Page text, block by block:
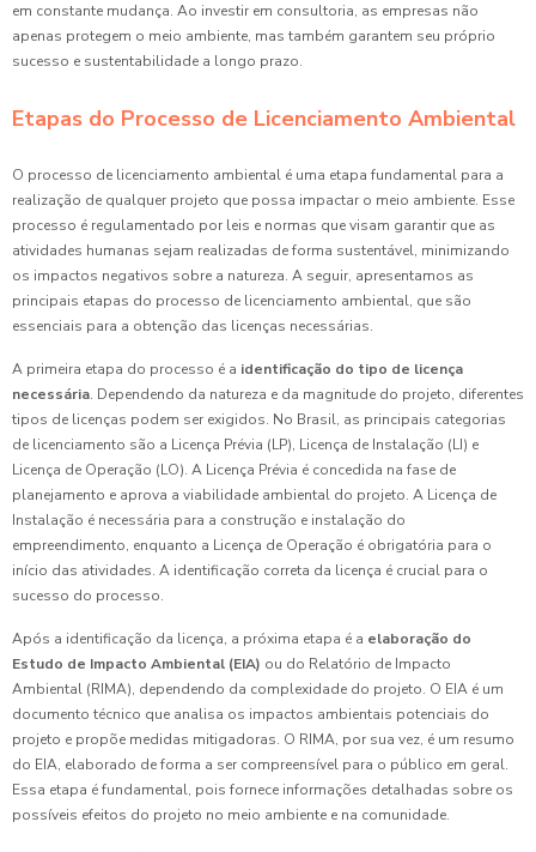
em constante mudança. Ao investir em consultoria, as empresas não
apenas protegem o meio ambiente, mas também garantem seu próprio
sucesso e sustentabilidade a longo prazo.
Etapas do Processo de Licenciamento Ambiental
O processo de licenciamento ambiental é uma etapa fundamental para a
realização de qualquer projeto que possa impactar o meio ambiente. Esse
processo é regulamentado por leis e normas que visam garantir que as
atividades humanas sejam realizadas de forma sustentável, minimizando
os impactos negativos sobre a natureza. A seguir, apresentamos as
principais etapas do processo de licenciamento ambiental, que são
essenciais para a obtenção das licenças necessárias.
A primeira etapa do processo é a identificação do tipo de licença
necessária. Dependendo da natureza e da magnitude do projeto, diferentes
tipos de licenças podem ser exigidos. No Brasil, as principais categorias
de licenciamento são a Licença Prévia (LP), Licença de Instalação (LI) e
Licença de Operação (LO). A Licença Prévia é concedida na fase de
planejamento e aprova a viabilidade ambiental do projeto. A Licença de
Instalação é necessária para a construção e instalação do
empreendimento, enquanto a Licença de Operação é obrigatória para o
início das atividades. A identificação correta da licença é crucial para o
sucesso do processo.
Após a identificação da licença, a próxima etapa é a elaboração do
Estudo de Impacto Ambiental (EIA) ou do Relatório de Impacto
Ambiental (RIMA), dependendo da complexidade do projeto. O EIA é um
documento técnico que analisa os impactos ambientais potenciais do
projeto e propõe medidas mitigadoras. O RIMA, por sua vez, é um resumo
do EIA, elaborado de forma a ser compreensível para o público em geral.
Essa etapa é fundamental, pois fornece informações detalhadas sobre os
possíveis efeitos do projeto no meio ambiente e na comunidade.